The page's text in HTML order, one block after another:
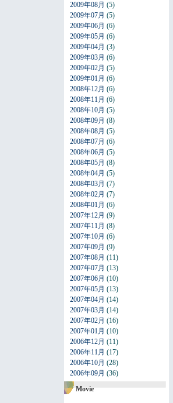
2009年08月 (5)
2009年07月 (5)
2009年06月 (6)
2009年05月 (6)
2009年04月 (3)
2009年03月 (6)
2009年02月 (5)
2009年01月 (6)
2008年12月 (6)
2008年11月 (6)
2008年10月 (5)
2008年09月 (8)
2008年08月 (5)
2008年07月 (6)
2008年06月 (5)
2008年05月 (8)
2008年04月 (5)
2008年03月 (7)
2008年02月 (7)
2008年01月 (6)
2007年12月 (9)
2007年11月 (8)
2007年10月 (6)
2007年09月 (9)
2007年08月 (11)
2007年07月 (13)
2007年06月 (10)
2007年05月 (13)
2007年04月 (14)
2007年03月 (14)
2007年02月 (16)
2007年01月 (10)
2006年12月 (11)
2006年11月 (17)
2006年10月 (28)
2006年09月 (36)
Movie